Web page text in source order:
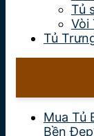
Tủ
Vòi
Tủ
Mua Tủ
Bền